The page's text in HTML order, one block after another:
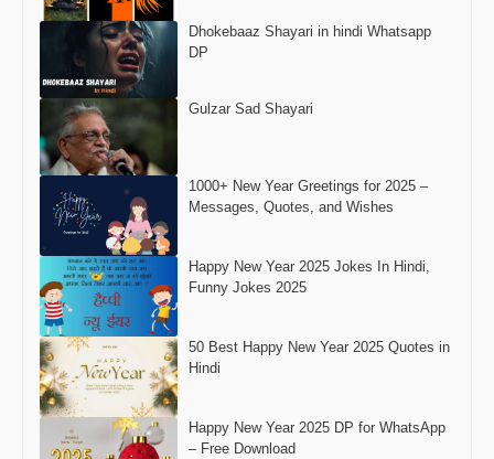
Dhokebaaz Shayari in hindi Whatsapp
DP
Gulzar Sad Shayari
1000+ New Year Greetings for 2025 –
Messages, Quotes, and Wishes
Happy New Year 2025 Jokes In Hindi,
Funny Jokes 2025
50 Best Happy New Year 2025 Quotes in
Hindi
Happy New Year 2025 DP for WhatsApp
– Free Download